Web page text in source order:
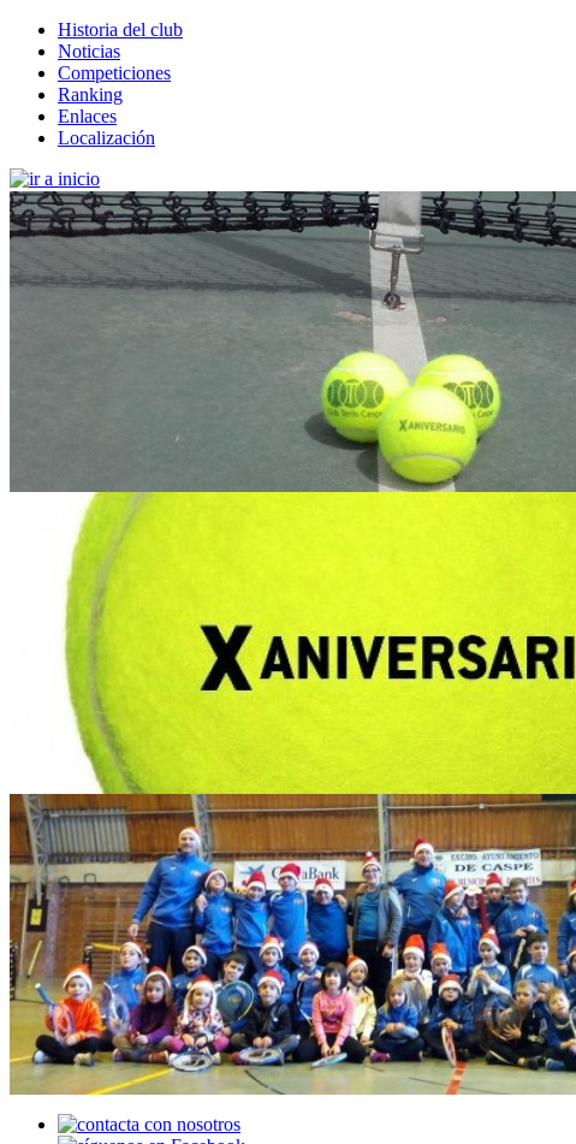
Historia del club
Noticias
Competiciones
Ranking
Enlaces
Localización